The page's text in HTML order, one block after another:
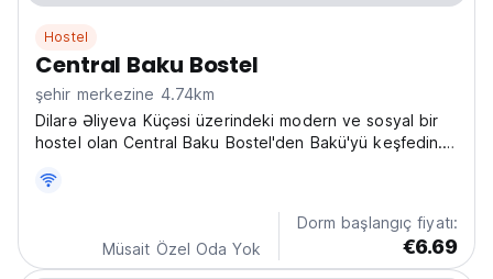
Hostel
Central Baku Bostel
şehir merkezine 4.74km
Dilarə Əliyeva Küçəsi üzerindeki modern ve sosyal bir
hostel olan Central Baku Bostel'den Bakü'yü keşfedin.
keşfedin ve diğer gezginlerle bağlantı kurun. (Auto-
translated from original language)
Müsait Özel Oda Yok
Dorm başlangıç fiyatı:
€6.69